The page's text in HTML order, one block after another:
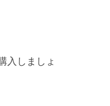
入しましょ